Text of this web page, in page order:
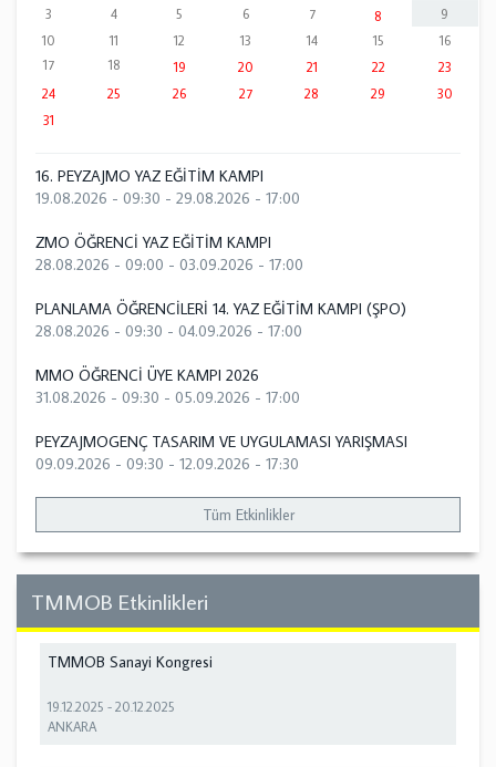
3
4 5 6 7 8
9
10
11 12 13 14 15
16
17
18 19 20 21 22
23
24
25 26 27 28 29
30
31
16. PEYZAJMO YAZ EĞİTİM KAMPI
19.08.2026 - 09:30 - 29.08.2026 - 17:00
ZMO ÖĞRENCİ YAZ EĞİTİM KAMPI
28.08.2026 - 09:00 - 03.09.2026 - 17:00
PLANLAMA ÖĞRENCİLERİ 14. YAZ EĞİTİM KAMPI (ŞPO)
28.08.2026 - 09:30 - 04.09.2026 - 17:00
MMO ÖĞRENCİ ÜYE KAMPI 2026
31.08.2026 - 09:30 - 05.09.2026 - 17:00
PEYZAJMOGENÇ TASARIM VE UYGULAMASI YARIŞMASI
09.09.2026 - 09:30 - 12.09.2026 - 17:30
Tüm Etkinlikler
TMMOB Etkinlikleri
TMMOB Sanayi Kongresi
19.12.2025 -20.12.2025
ANKARA